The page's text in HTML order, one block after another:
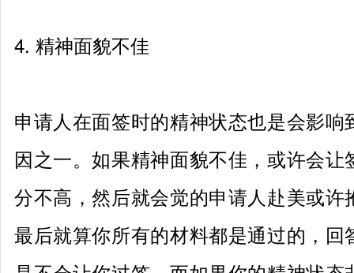
4. 精神面貌不佳
申请人在面签时的精神状态也是会影
因之一。如果精神面貌不佳，或许会
分不高，然后就会觉的申请人赴美或
最后就算你所有的材料都是通过的，